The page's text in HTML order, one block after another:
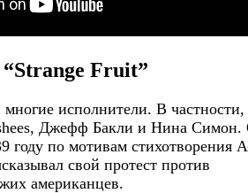
Fruit”
исполнители. В частности,
Джефф Бакли и Нина Симон.
году по мотивам стихотворения
свой протест против
американцев.